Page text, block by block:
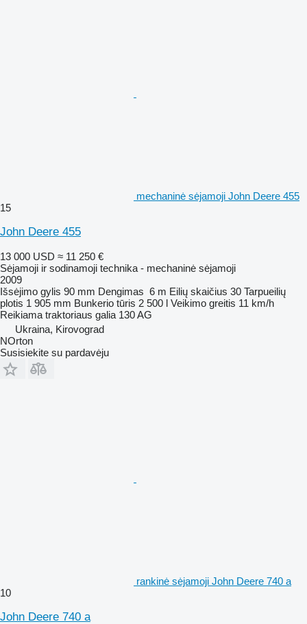
mechaninė sėjamoji John Deere 455
15
John Deere 455
13 000 USD ≈ 11 250 €
Sėjamoji ir sodinamoji technika - mechaninė sėjamoji
2009
Išsėjimo gylis 90 mm Dengimas 6 m Eilių skaičius 30 Tarpueilių
plotis 1 905 mm Bunkerio tūris 2 500 l Veikimo greitis 11 km/h
Reikiama traktoriaus galia 130 AG
Ukraina, Kirovograd
NOrton
Susisiekite su pardavėju
rankinė sėjamoji John Deere 740 a
10
John Deere 740 a